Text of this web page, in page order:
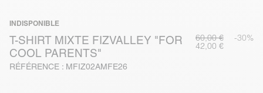
INDISPONIBLE
T-SHIRT MIXTE FIZVALLEY "FOR
COOL PARENTS"
RÉFÉRENCE : MFIZ02AMFE26
60,00 € -30%
42,00 €